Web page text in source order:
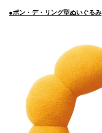
●ポン・デ・リング型ぬいぐるみ